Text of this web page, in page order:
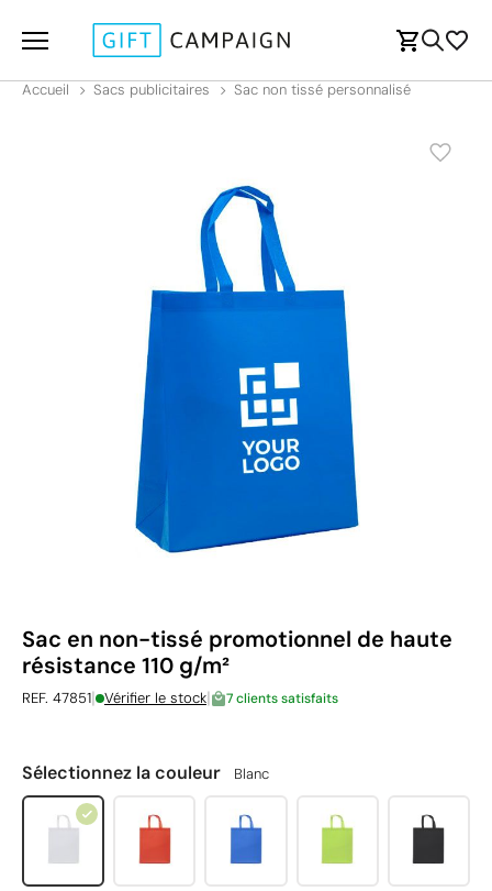
Accueil Sacs publicitaires Sac non tissé personnalisé
Sac en non-tissé promotionnel de haute
résistance 110 g/m²
REF. 47851| Vérifier le stock| 7 clients satisfaits
Sélectionnez la couleur Blanc